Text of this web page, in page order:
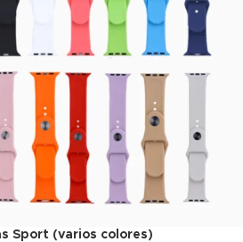
Sport (varios colores)